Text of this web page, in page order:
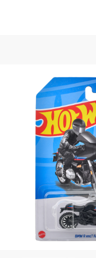
商品
バービ
フィッ
きかん
ホット
メガブ
ウノ
マテル